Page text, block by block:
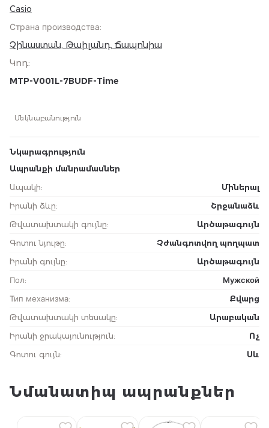
Casio
Страна производства:
Չինաստան, Թաիլանդ, Ճապոնիա
Կոդ:
MTP-V001L-7BUDF-Time
Մեկնաբանություն
Նկարագրություն
Ապրանքի մանրամասներ
Ապակի:
Միներալ
Իրանի ձևը:
Շրջանաձև
Թվատախտակի գույնը:
Արծաթագույն
Գոտու նյութը:
Չժանգոտվող պողպատ
Իրանի գույնը:
Արծաթագույն
Пол:
Мужской
Тип механизма:
Քվարց
Թվատախտակի տեսակը:
Արաբական
Իրանի ջրակայունություն:
Ոչ
Գոտու գույն: Սև
Նմանատիպ ապրանքներ